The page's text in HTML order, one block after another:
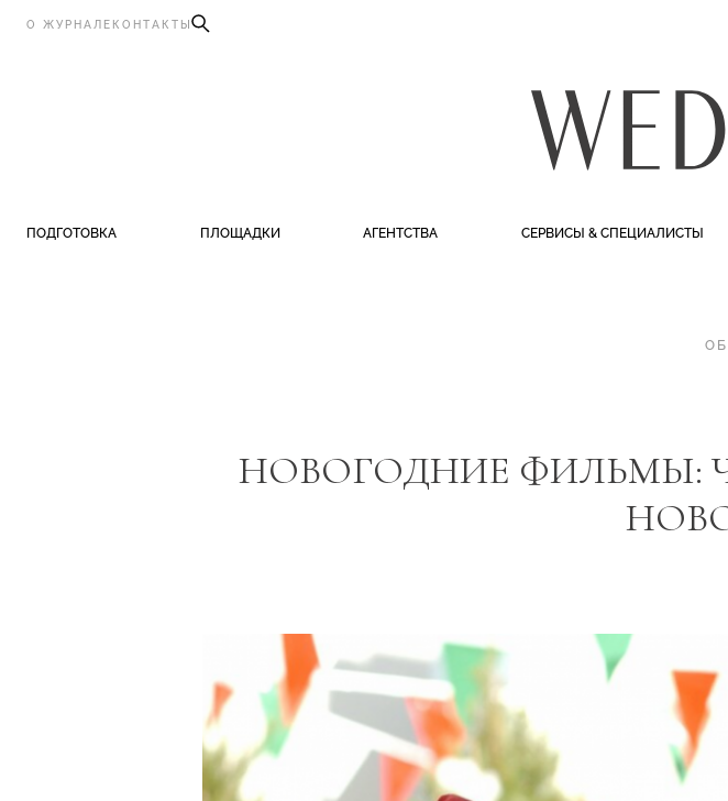
О ЖУРНАЛЕ КОНТАКТЫ
ПОДГОТОВКА ПЛОЩАДКИ АГЕНТСТВА СЕРВИСЫ & СПЕЦИАЛИСТЫ
НОВОГОДНИЕ ФИЛЬМЫ: